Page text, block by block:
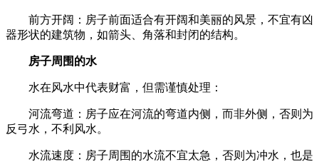
前方开阔：房子前面适合有开阔和美丽的风景，不宜有凶
器形状的建筑物，如箭头、角落和封闭的结构。
房子周围的水
水在风水中代表财富，但需谨慎处理：
河流弯道：房子应在河流的弯道内侧，而非外侧，否则为
反弓水，不利风水。
水流速度：房子周围的水流不宜太急，否则为冲水，也是